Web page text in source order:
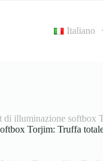
Italiano
di illuminazione softbox
Torjim: Truffa